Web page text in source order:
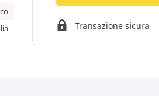
Transazione sicura